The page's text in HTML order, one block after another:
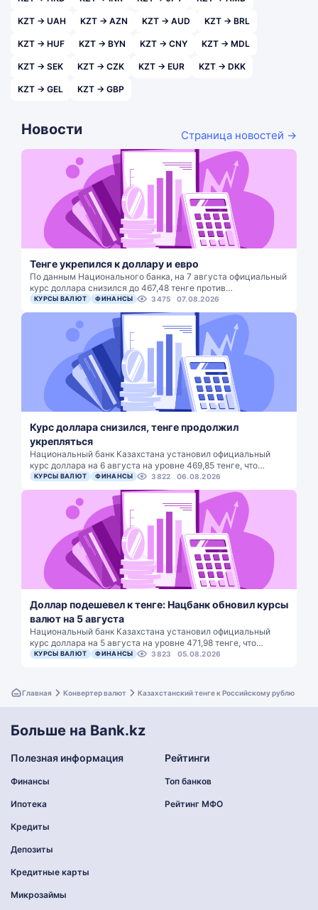
KZT → UAH KZT → AZN KZT → AUD KZT → BRL
KZT → HUF KZT → BYN KZT → CNY KZT → MDL
KZT → SEK KZT → CZK KZT → EUR KZT → DKK
KZT → GEL KZT → GBP
Новости Страница новостей →
Тенге укрепился к доллару и евро
По данным Национального банка, на 7 августа официальный
курс доллара снизился до 467,48 тенге против…
КУРСЫ ВАЛЮТ ФИНАНСЫ 3475 07.08.2026
Курс доллара снизился, тенге продолжил
укрепляться
Национальный банк Казахстана установил официальный
курс доллара на 6 августа на уровне 469,85 тенге, что…
КУРСЫ ВАЛЮТ ФИНАНСЫ 3822 06.08.2026
Доллар подешевел к тенге: Нацбанк обновил курсы
валют на 5 августа
Национальный банк Казахстана установил официальный
курс доллара на 5 августа на уровне 471,98 тенге, что…
КУРСЫ ВАЛЮТ ФИНАНСЫ 3823 05.08.2026
Главная Конвертер валют Казахстанский тенге к Российскому рублю
Больше на Bank.kz
Полезная информация
Финансы
Ипотека
Кредиты
Депозиты
Кредитные карты
Микрозаймы
Рейтинги
Топ банков
Рейтинг МФО